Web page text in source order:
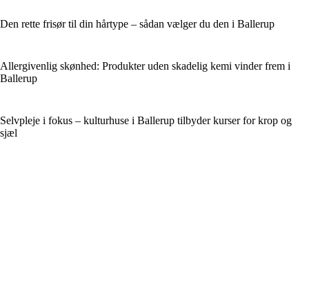
Den rette frisør til din hårtype – sådan vælger du den i Ballerup
Allergivenlig skønhed: Produkter uden skadelig kemi vinder frem i
Ballerup
Selvpleje i fokus – kulturhuse i Ballerup tilbyder kurser for krop og
sjæl